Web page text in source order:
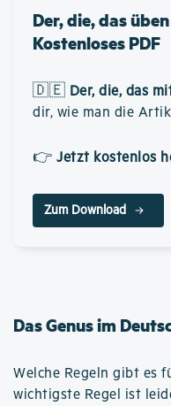
Der, die, das
Kostenloses PDF
🇩🇪 Der, die, das
dir, wie man die
👉 Jetzt kostenlos
Zum Download
Das Genus im
Welche Regeln gibt es
wichtigste Regel ist